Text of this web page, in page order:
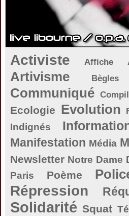
Activiste Affiche
Artivisme Bègles
Communiqué
Ecologie Evolution
Indignés
Manifestation Média
Newsletter Notre Dame
Paris Poème
Répression
Solidarité Squat